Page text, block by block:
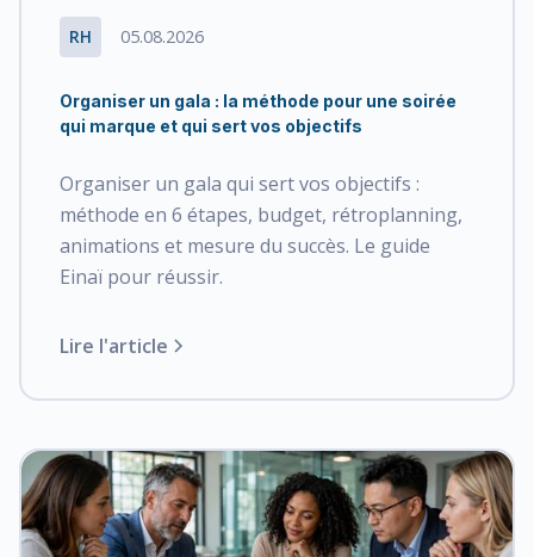
RH 05.08.2026
Organiser un gala : la méthode pour une soirée
qui marque et qui sert vos objectifs
Organiser un gala qui sert vos objectifs :
méthode en 6 étapes, budget, rétroplanning,
animations et mesure du succès. Le guide
Einaï pour réussir.
Lire l'article